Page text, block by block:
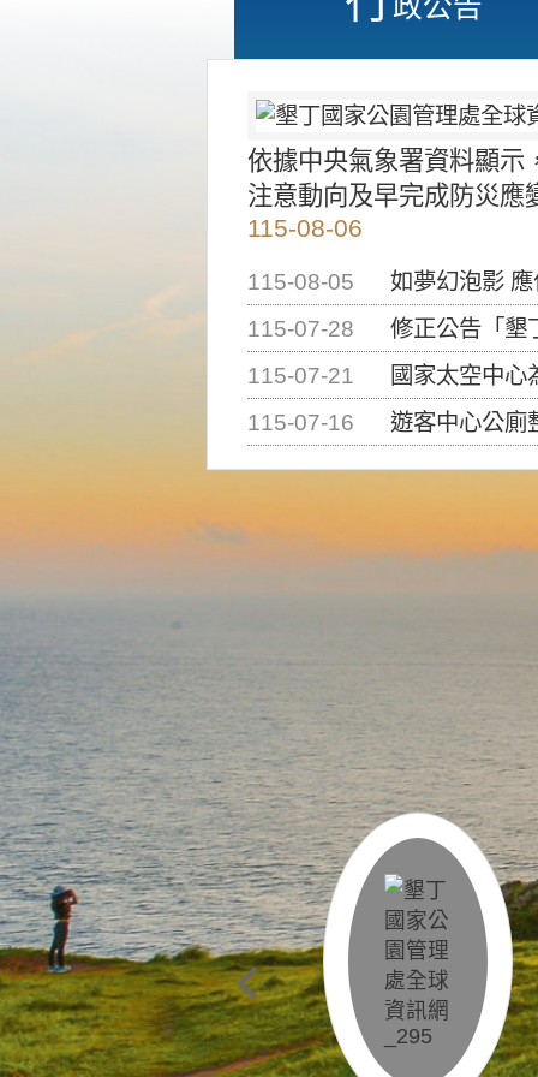
依據中央氣象署資料顯示
注意動向及早完成防災應
115-08-06
115-08-05
如夢幻泡影
115-07-28
修正公告「墾丁國家公
115-07-21
國家太空中心為辦理
115-07-16
遊客中心公廁